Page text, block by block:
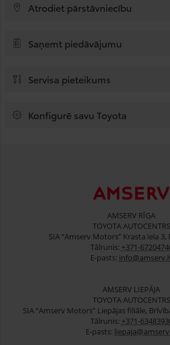
Atrodiet pārstāvniecību
Saņemt piedāvājumu
Servisa pieteikums
Konfigurē savu Toyota
AMSERV RĪGA
TOYOTA AUTOCENTRS
SIA “Amserv Motors” Krasta iela 3,
Tālrunis: +371-
E-pasts:
AMSERV LIEPĀJA
TOYOTA AUTOCENTRS
SIA “Amserv Motors” Liepājas filiāle,
Tālrunis: +371-
E-pasts: